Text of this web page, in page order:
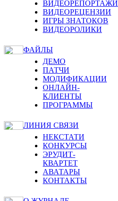
ВИДЕОРЕПОРТАЖИ
ВИДЕОРЕЦЕНЗИИ
ИГРЫ ЗНАТОКОВ
ВИДЕОРОЛИКИ
ФАЙЛЫ
ДЕМО
ПАТЧИ
МОДИФИКАЦИИ
ОНЛАЙН-
КЛИЕНТЫ
ПРОГРАММЫ
ЛИНИЯ СВЯЗИ
НЕКСТАТИ
КОНКУРСЫ
ЭРУДИТ-
КВАРТЕТ
АВАТАРЫ
КОНТАКТЫ